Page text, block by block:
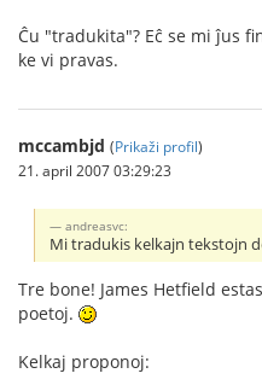
Ĉu "tradukita"? Eĉ se mi ĵus
ke vi pravas.
mccambjd (Prikaži profil)
21. april 2007 03:29:23
andreasvc:
Mi tradukis kelkajn tekstojn
Tre bone! James Hetfield
poetoj.
Kelkaj proponoj: